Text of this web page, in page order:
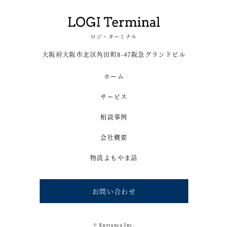
ロジ・ターミナル
大阪府大阪市北区角田町8-47阪急グランドビル
ホーム
サービス
相談事例
会社概要
物流よもやま話
お問い合わせ
© Entrance Inc.